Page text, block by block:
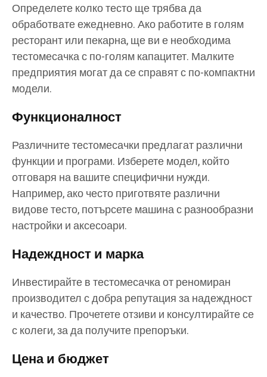
Определете колко тесто ще трябва да
обработвате ежедневно. Ако работите в голям
ресторант или пекарна, ще ви е необходима
тестомесачка с по-голям капацитет. Малките
предприятия могат да се справят с по-компактни
модели.
Функционалност
Различните тестомесачки предлагат различни
функции и програми. Изберете модел, който
отговаря на вашите специфични нужди.
Например, ако често приготвяте различни
видове тесто, потърсете машина с разнообразни
настройки и аксесоари.
Надеждност и марка
Инвестирайте в тестомесачка от реномиран
производител с добра репутация за надеждност
и качество. Прочетете отзиви и консултирайте се
с колеги, за да получите препоръки.
Цена и бюджет